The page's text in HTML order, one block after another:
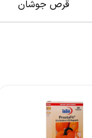
قرص جوشان